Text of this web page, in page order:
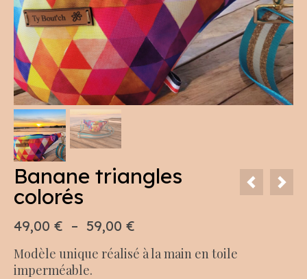
Banane triangles
colorés
49,00 € – 59,00 €
prix :
Modèle unique réalisé à la main en toile
imperméable.